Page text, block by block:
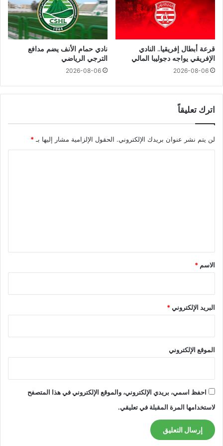
قرعة أبطال إفريقيا.. النادي
الإفريقي يواجه دجوليبا المالي
2026-08-06
نادي حمام الأنف يضم مدافع
الترجي الرياضي
2026-08-06
اترك تعليقاً
لن يتم نشر عنوان بريدك الإلكتروني. الحقول الإلزامية مشار إليها بـ*
*
الاسم *
البريد الإلكتروني*
الموقع الإلكتروني
احفظ اسمي، بريدي الإلكتروني، والموقع الإلكتروني في هذا المتصفح
لاستخدامها المرة المقبلة في تعليقي.